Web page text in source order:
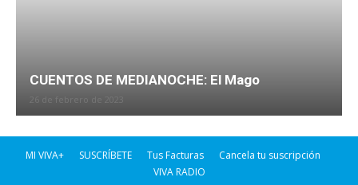
CUENTOS DE MEDIANOCHE: El Mago
26 de febrero de 2023
MI VIVA+ SUSCRÍBETE Tus Facturas
Cancela tu suscripción
VIVA RADIO